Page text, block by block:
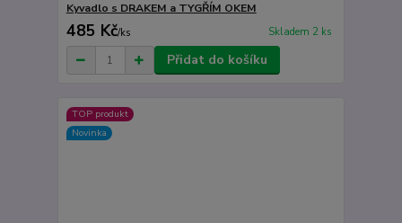
Kyvadlo s DRAKEM a TYGŘÍM OKEM
485 Kč/ks Skladem 2 ks
Přidat do košíku
TOP produkt
Novinka